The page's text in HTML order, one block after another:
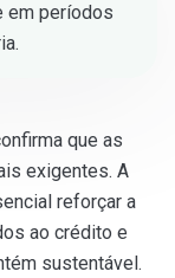
em períodos
que as
exigentes. A
reforçar a
ao crédito e
sustentável.